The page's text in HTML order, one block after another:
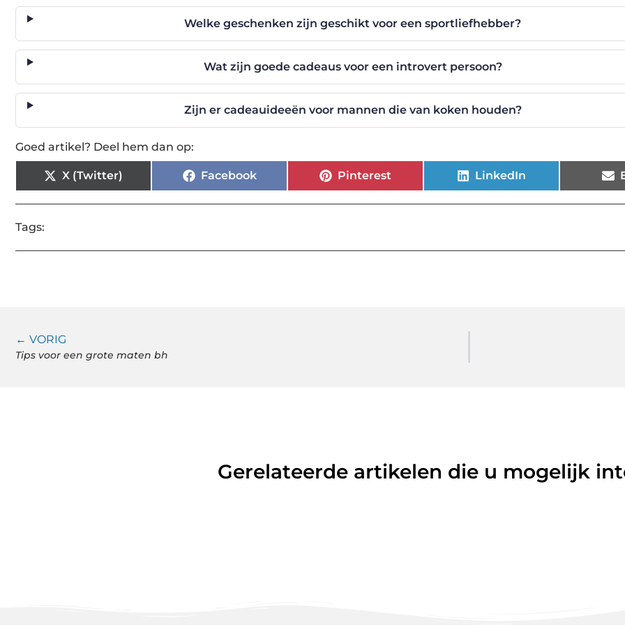
Welke geschenken zijn geschikt voor een sportliefhebber?
Wat zijn goede cadeaus voor een introvert persoon?
Zijn er cadeauideeën voor mannen die van koken houden?
Goed artikel? Deel hem dan op:
X (Twitter) Facebook Pinterest LinkedIn
Tags:
← VORIG
Tips voor een grote maten bh
Gerelateerde artikelen die u mogelijk